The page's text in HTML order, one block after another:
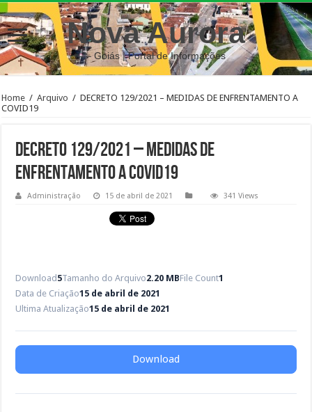
Nova Aurora
– Goiás | Portal de Informações
Home / Arquivo / DECRETO 129/2021 – MEDIDAS DE ENFRENTAMENTO A
COVID19
DECRETO 129/2021 – MEDIDAS DE
ENFRENTAMENTO A COVID19
Administração 15 de abril de 2021 341 Views
Download 5Tamanho do Arquivo2.20 MBFile Count1
Data de Criação15 de abril de 2021
Ultima Atualização15 de abril de 2021
Download